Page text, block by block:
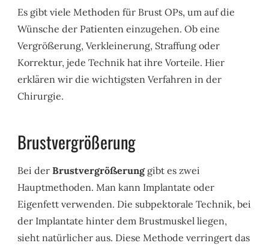
Es gibt viele Methoden für Brust OPs, um auf die
Wünsche der Patienten einzugehen. Ob eine
Vergrößerung, Verkleinerung, Straffung oder
Korrektur, jede Technik hat ihre Vorteile. Hier
erklären wir die wichtigsten Verfahren in der
Chirurgie.
Brustvergrößerung
Bei derBrustvergrößerunggibt es zwei
Hauptmethoden. Man kann Implantate oder
Eigenfett verwenden. Die subpektorale Technik, bei
der Implantate hinter dem Brustmuskel liegen,
sieht natürlicher aus. Diese Methode verringert das